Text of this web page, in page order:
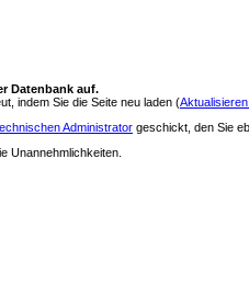
Datenbank auf.
indem Sie die Seite neu laden (
Administrator geschickt, den Sie
Unannehmlichkeiten.